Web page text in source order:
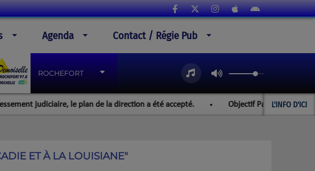
Agenda Contact / Régie Pub
ROCHEFORT
L'INFO D'ICI
judiciaire, le plan de la direction a été accepté. Objectif Paraguay et les
ET À LA LOUISIANE"